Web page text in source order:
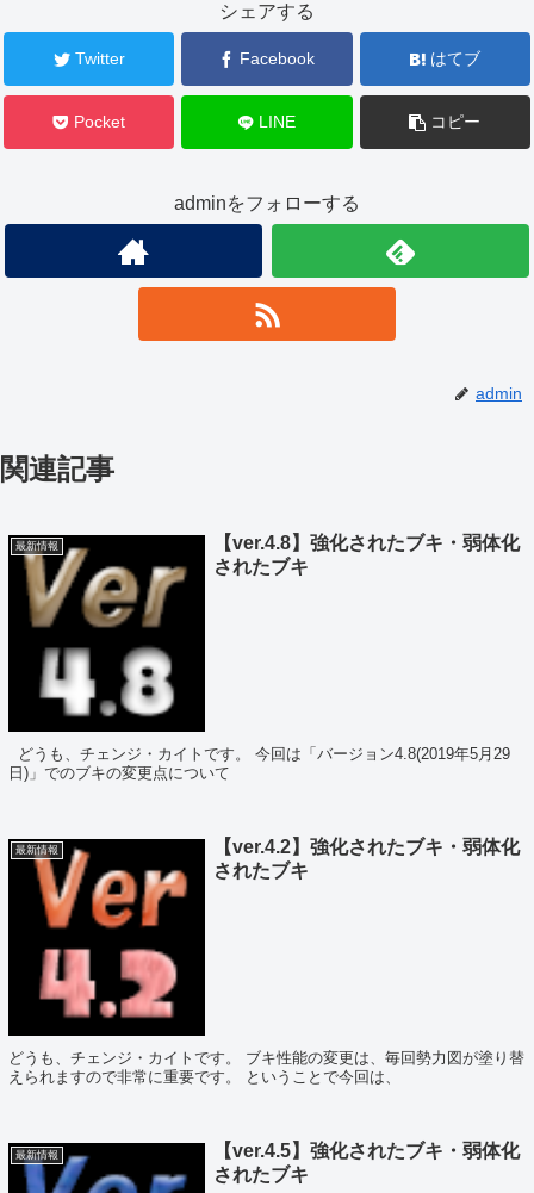
シェアする
Twitter Facebook はてブ
Pocket LINE コピー
adminをフォローする
admin
関連記事
最新情報
【ver.4.8】強化されたブキ・弱体化
されたブキ
どうも、チェンジ・カイトです。 今回は「バージョン4.8(2019年5月29
日)」でのブキの変更点について
最新情報
【ver.4.2】強化されたブキ・弱体化
されたブキ
どうも、チェンジ・カイトです。 ブキ性能の変更は、毎回勢力図が塗り替
えられますので非常に重要です。 ということで今回は、
最新情報
【ver.4.5】強化されたブキ・弱体化
されたブキ